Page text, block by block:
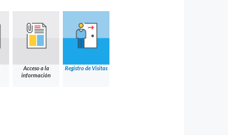
Acceso a la
información
Registro de Visitas